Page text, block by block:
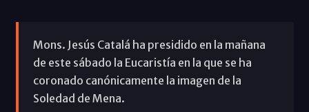
Mons. Jesús Catalá ha presidido en la mañana
de este sábado la Eucaristía en la que se ha
coronado canónicamente la imagen de la
Soledad de Mena.